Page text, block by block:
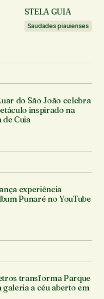
STELA GUIA
Saudades piauienses
do São João celebra
inspirado na
de Cuia
experiência
Punaré no YouTube
transforma Parque
galeria a céu aberto em